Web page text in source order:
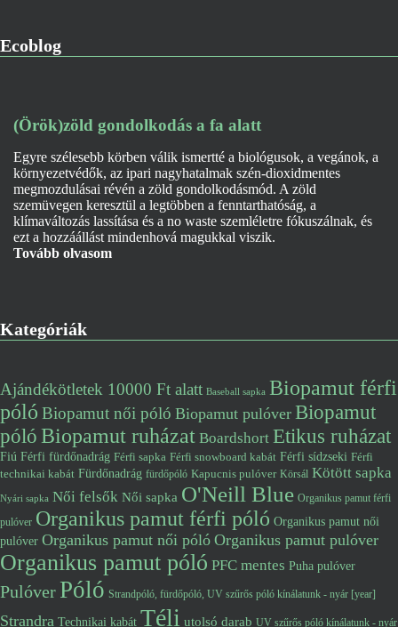
Ecoblog
(Örök)zöld gondolkodás a fa alatt
Egyre szélesebb körben válik ismertté a biológusok, a vegánok, a
környezetvédők, az ipari nagyhatalmak szén-dioxidmentes
megmozdulásai révén a zöld gondolkodásmód. A zöld
szemüvegen keresztül a legtöbben a fenntarthatóság, a
klímaváltozás lassítása és a no waste szemléletre fókuszálnak, és
ezt a hozzáállást mindenhová magukkal viszik.
Tovább olvasom
Kategóriák
Ajándékötletek 10000 Ft alatt Baseball sapka Biopamut férfi
póló Biopamut női póló Biopamut pulóver Biopamut
pólóBiopamut ruházat Boardshort Etikus ruházat
Fiú Férfi fürdőnadrág Férfi sapka Férfi snowboard kabát Férfi sídzseki Férfi
technikai kabát Fürdőnadrág fürdőpóló Kapucnis pulóver Körsál Kötött sapka
Nyári sapka Női felsők Női sapka O'Neill Blue Organikus pamut férfi
pulóver Organikus pamut férfi póló Organikus pamut női
pulóver Organikus pamut női póló Organikus pamut pulóver
Organikus pamut póló PFC mentes Puha pulóver
PulóverPóló Strandpóló, fürdőpóló, UV szűrős póló kínálatunk - nyár [year]
Strandra Technikai kabát Téli utolsó darab UV szűrős póló kínálatunk - nyár